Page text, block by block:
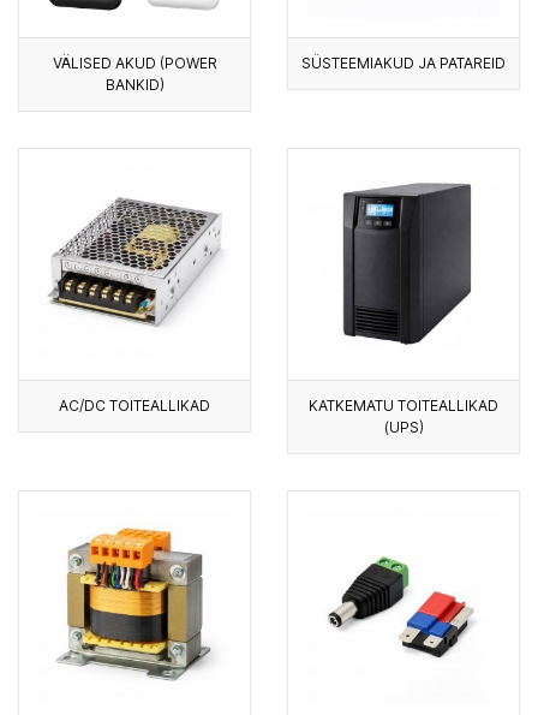
VÄLISED AKUD (POWER
BANKID)
SÜSTEEMIAKUD JA PATAREID
AC/DC TOITEALLIKAD
KATKEMATU TOITEALLIKAD
(UPS)